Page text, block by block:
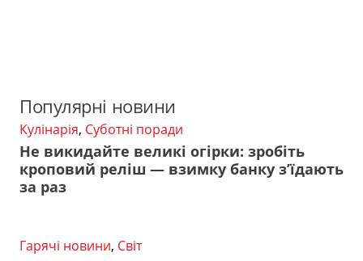
Популярні новини
Кулінарія, Суботні поради
Не викидайте великі огірки: зробіть
кроповий реліш — взимку банку з’їдають
за раз
Гарячі новини, Світ